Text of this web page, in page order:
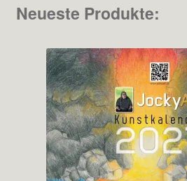
Neueste Produkte: